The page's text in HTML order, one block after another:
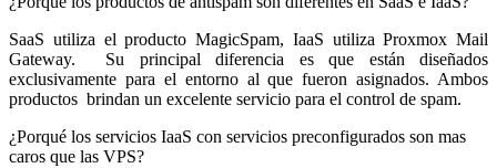
SaaS utiliza el producto MagicSpam, IaaS utiliza Proxmox Mail
Gateway. Su principal diferencia es que están diseñados
exclusivamente para el entorno al que fueron asignados. Ambos
productos brindan un excelente servicio para el control de spam.
¿Porqué los servicios IaaS con servicios preconfigurados son mas
caros que las VPS?